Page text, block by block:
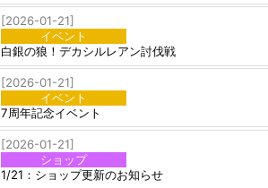
[2026-01-21]
イベント
白銀の狼！デカシルレアン討伐戦
[2026-01-21]
イベント
7周年記念イベント
[2026-01-21]
ショップ
1/21：ショップ更新のお知らせ